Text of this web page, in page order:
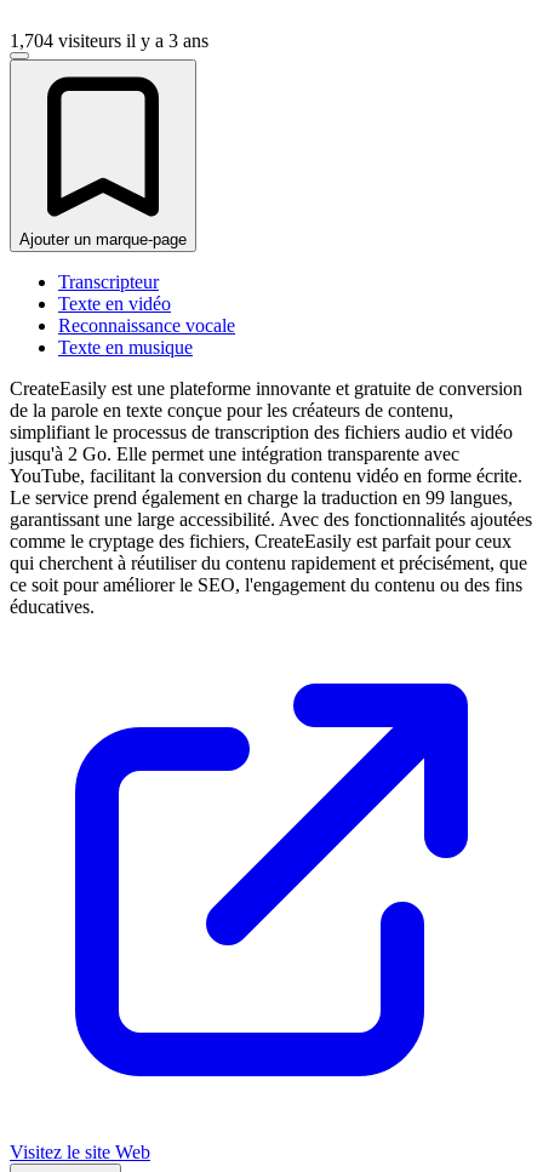
1,704 visiteurs il y a 3 ans
Ajouter un marque-page
Transcripteur
Texte en vidéo
Reconnaissance vocale
Texte en musique
CreateEasily est une plateforme innovante et gratuite de conversion
de la parole en texte conçue pour les créateurs de contenu,
simplifiant le processus de transcription des fichiers audio et vidéo
jusqu'à 2 Go. Elle permet une intégration transparente avec
YouTube, facilitant la conversion du contenu vidéo en forme écrite.
Le service prend également en charge la traduction en 99 langues,
garantissant une large accessibilité. Avec des fonctionnalités ajoutées
comme le cryptage des fichiers, CreateEasily est parfait pour ceux
qui cherchent à réutiliser du contenu rapidement et précisément, que
ce soit pour améliorer le SEO, l'engagement du contenu ou des fins
éducatives.
Visitez le site Web